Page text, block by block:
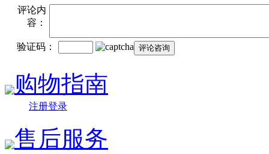
评论内
容：
验证码：
购物指南
注册登录
售后服务